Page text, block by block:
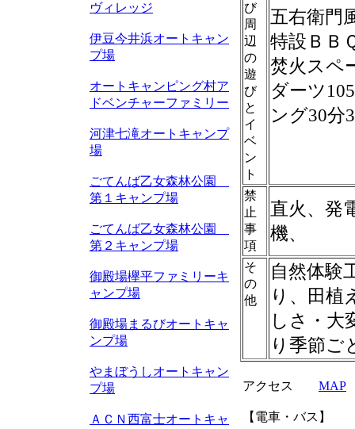
び
周
辺
の
遊
び
と
イ
ベ
ン
ト
五右衛門
特設ＢＢ
焚火スペ
ダーツ
ング30分
禁
止
事
項
直火、発
機、
そ
の
他
自然体験
り、田植
しさ・大
り季節ご
アクセス MAP
【電車・バス】
ヴィレッジ
伊豆今井浜オートキャン
プ場
オートキャンピング村ア
ドベンチャーファミリー
河津七滝オートキャンプ
場
ごてんば乙女森林公園
第１キャンプ場
ごてんば乙女森林公園
第２キャンプ場
御殿場欅平ファミリーキ
ャンプ場
御殿場まるびオートキャ
ンプ場
やまぼうしオートキャン
プ場
ＡＣＮ西富士オートキャ